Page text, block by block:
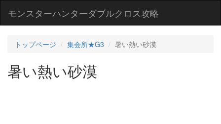
モンスターハンターダブルクロス攻略
トップページ 集会所★G3 暑い熱い砂漠
暑い熱い砂漠